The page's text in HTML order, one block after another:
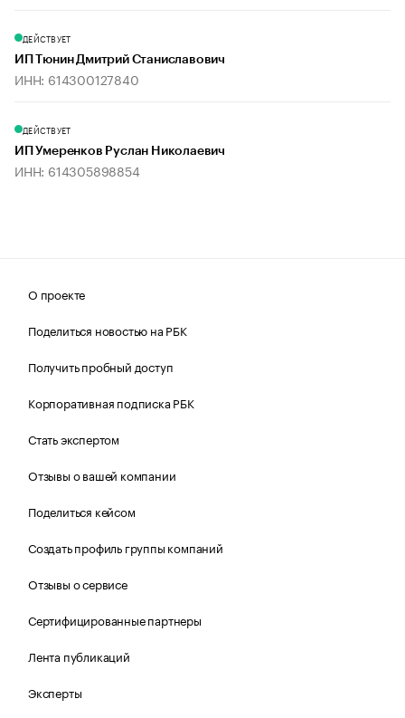
ДЕЙСТВУЕТ
ИП Тюнин Дмитрий Станиславович
ИНН: 614300127840
ДЕЙСТВУЕТ
ИП Умеренков Руслан Николаевич
ИНН: 614305898854
О проекте
Поделиться новостью на РБК
Получить пробный доступ
Корпоративная подписка РБК
Стать экспертом
Отзывы о вашей компании
Поделиться кейсом
Создать профиль группы компаний
Отзывы о сервисе
Сертифицированные партнеры
Лента публикаций
Эксперты